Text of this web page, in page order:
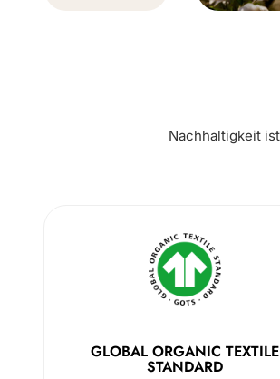
Nachhaltigkeit
GLOBAL ORGANIC TEXTILE
STANDARD